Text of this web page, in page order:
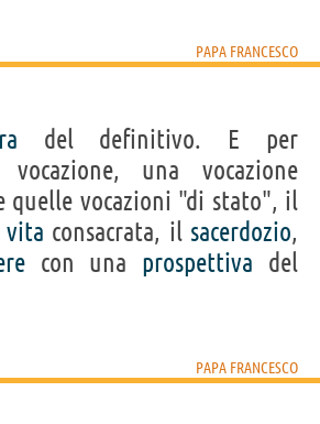
PAPA FRANCESCO
del definitivo. E per
una vocazione
quelle vocazioni "di stato", il
vita consacrata, il sacerdozio,
con una prospettiva del
PAPA FRANCESCO